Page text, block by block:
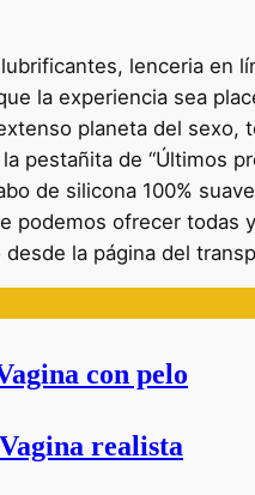
lenceria en
la experiencia sea
planeta del sexo,
de “Últimos
de silicona 100%
ofrecer todas
la página del
con pelo
Vagina realista